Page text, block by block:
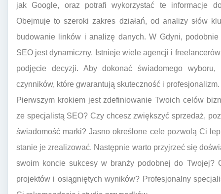
jak Google, oraz potrafi wykorzystać te informacje
Obejmuje to szeroki zakres działań, od analizy słów
budowanie linków i analizę danych. W Gdyni,
SEO jest dynamiczny. Istnieje wiele agencji i
podjęcie decyzji. Aby dokonać świadomego
czynników, które gwarantują skuteczność i profesjonalizm.
Pierwszym krokiem jest zdefiniowanie Twoich celów
ze specjalistą SEO? Czy chcesz zwiększyć sprzedaż,
świadomość marki? Jasno określone cele pozwolą Ci
stanie je zrealizować. Następnie warto przyjrzeć się
swoim koncie sukcesy w branży podobnej do Twojej?
projektów i osiągniętych wyników? Profesjonalny